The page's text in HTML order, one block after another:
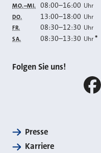
MO.–MI. 08:00–16:00 Uhr
DO. 13:00–18:00 Uhr
FR. 08:30–12:30 Uhr
SA. 08:30–13:30 Uhr *
Folgen Sie uns!
Presse
Karriere